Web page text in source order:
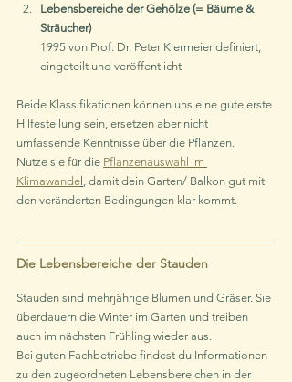
Lebensbereiche der Gehölze (= Bäume &
Sträucher)
1995 von Prof. Dr. Peter Kiermeier definiert,
eingeteilt und veröffentlicht
Beide Klassifikationen können uns eine gute erste
Hilfestellung sein, ersetzen aber nicht
umfassende Kenntnisse über die Pflanzen.
Nutze sie für die Pflanzenauswahl im
Klimawande , damit dein Garten/ Balkon gut mit
den veränderten Bedingungen klar kommt.
Die Lebensbereiche der Stauden
Stauden sind mehrjährige Blumen und Gräser. Sie
überdauern die Winter im Garten und treiben
auch im nächsten Frühling wieder aus.
Bei guten Fachbetriebe findest du Informationen
zu den zugeordneten Lebensbereichen in der